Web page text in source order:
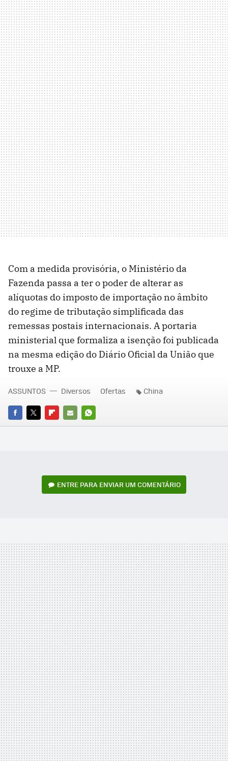
Com a medida provisória, o Ministério da
Fazenda passa a ter o poder de alterar as
alíquotas do imposto de importação no âmbito
do regime de tributação simplificada das
remessas postais internacionais. A portaria
ministerial que formaliza a isenção foi publicada
na mesma edição do Diário Oficial da União que
trouxe a MP.
FACEBOOK
TWITTERFLIPBOARD
E-
WHATSAPP
ASSUNTOS Diversos Ofertas China
ENTRE PARA ENVIAR UM COMENTÁRIO